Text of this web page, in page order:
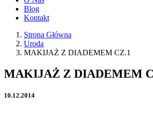
Blog
Kontakt
Strona Główna
Uroda
MAKIJAŻ Z DIADEMEM CZ.1
MAKIJAŻ Z DIADEMEM
10.12.2014